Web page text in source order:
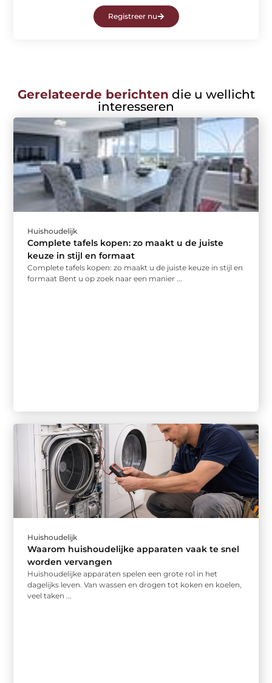
Registreer nu
Gerelateerde berichten die u wellicht
interesseren
Huishoudelijk
Complete tafels kopen: zo maakt u de juiste
keuze in stijl en formaat
Complete tafels kopen: zo maakt u de juiste keuze in stijl en
formaat Bent u op zoek naar een manier ...
Huishoudelijk
Waarom huishoudelijke apparaten vaak te snel
worden vervangen
Huishoudelijke apparaten spelen een grote rol in het
dagelijks leven. Van wassen en drogen tot koken en koelen,
veel taken ...